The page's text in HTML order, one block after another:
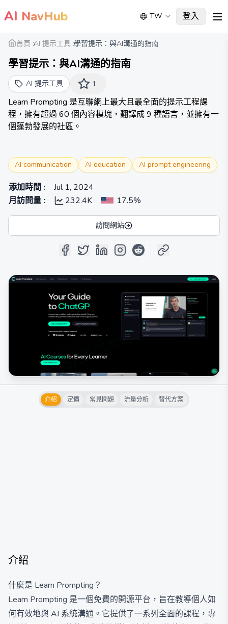
AI NavHub TW 登入
首頁 AI 提示工具 學習提示：與AI溝通的指南
學習提示：與AI溝通的指南
AI 提示工具 1
Learn Prompting 是互聯網上最大且最全面的提示工程課
程，擁有超過 60 個內容模塊，翻譯成 9 種語言，並擁有一
個蓬勃發展的社區。
AI communication AI education AI prompt engineering
添加時間 :
Jul 1, 2024
月訪問量 : 232.4K 17.5%
訪問網站
介紹 定價 常見問題 流量分析 替代方案
介紹
什麼是 Learn Prompting？
Learn Prompting 是一個免費的開源平台，旨在教導個人如
何有效地與 AI 系統溝通。它提供了一系列全面的課程，專